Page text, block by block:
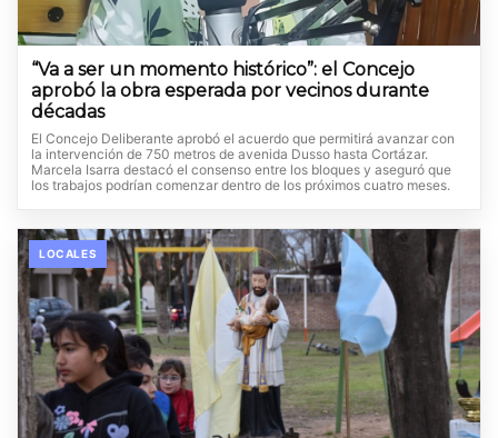
“Va a ser un momento histórico”: el Concejo
aprobó la obra esperada por vecinos durante
décadas
El Concejo Deliberante aprobó el acuerdo que permitirá avanzar con
la intervención de 750 metros de avenida Dusso hasta Cortázar.
Marcela Isarra destacó el consenso entre los bloques y aseguró que
los trabajos podrían comenzar dentro de los próximos cuatro meses.
LOCALES